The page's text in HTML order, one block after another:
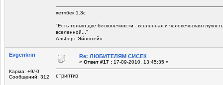
хетчбек 1.3с
"Есть только две беcконечности - вселенная и человеческая
вселенной..."
Альберт Эйнштейн
Evgenkrin
Карма: +9/-0
Сообщений: 312
Re: ЛЮБИТЕЛЯМ СИСЕК
« Ответ #17 : 17-09-2010, 13:45:35 »
стриптиз